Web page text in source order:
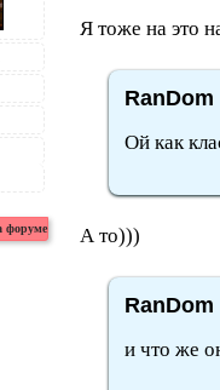
Я тоже на это
Ой как
А то)))
и что же